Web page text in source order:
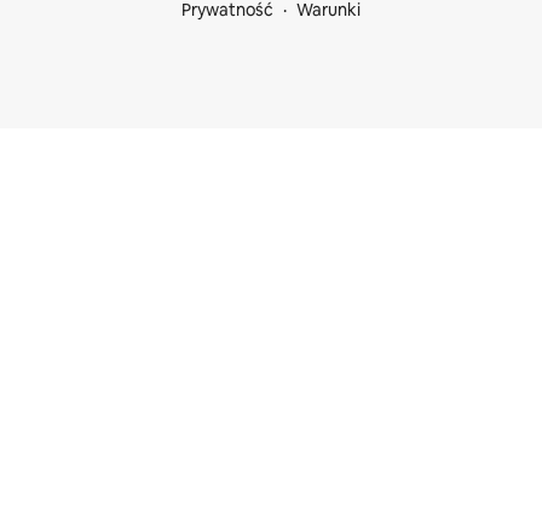
Prywatność
Warunki